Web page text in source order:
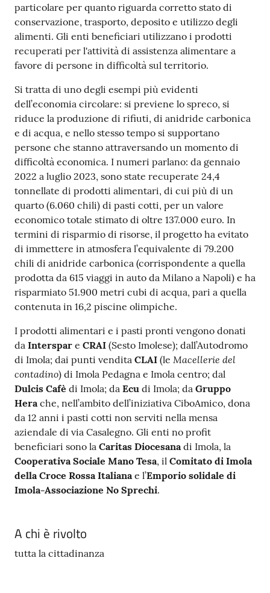
particolare per quanto riguarda corretto stato di
conservazione, trasporto, deposito e utilizzo degli
alimenti. Gli enti beneficiari utilizzano i prodotti
recuperati per l'attività di assistenza alimentare a
favore di persone in difficoltà sul territorio.
Si tratta di uno degli esempi più evidenti
dell’economia circolare: si previene lo spreco, si
riduce la produzione di rifiuti, di anidride carbonica
e di acqua, e nello stesso tempo si supportano
persone che stanno attraversando un momento di
difficoltà economica. I numeri parlano: da gennaio
2022 a luglio 2023, sono state recuperate 24,4
tonnellate di prodotti alimentari, di cui più di un
quarto (6.060 chili) di pasti cotti, per un valore
economico totale stimato di oltre 137.000 euro. In
termini di risparmio di risorse, il progetto ha evitato
di immettere in atmosfera l’equivalente di 79.200
chili di anidride carbonica (corrispondente a quella
prodotta da 615 viaggi in auto da Milano a Napoli) e ha
risparmiato 51.900 metri cubi di acqua, pari a quella
contenuta in 16,2 piscine olimpiche.
I prodotti alimentari e i pasti pronti vengono donati
da Interspar e CRAI (Sesto Imolese); dall’Autodromo
di Imola; dai punti vendita CLAI (le Macellerie del
contadino) di Imola Pedagna e Imola centro; dal
Dulcis Cafè di Imola; da Ecu di Imola; da Gruppo
Herache, nell’ambito dell’iniziativa CiboAmico, dona
da 12 anni i pasti cotti non serviti nella mensa
aziendale di via Casalegno. Gli enti no profit
beneficiari sono la Caritas Diocesanadi Imola, la
Cooperativa Sociale Mano Tesa, il Comitato di Imola
della Croce Rossa Italianae l’Emporio solidale di
Imola-Associazione No Sprechi.
A chi è rivolto
tutta la cittadinanza